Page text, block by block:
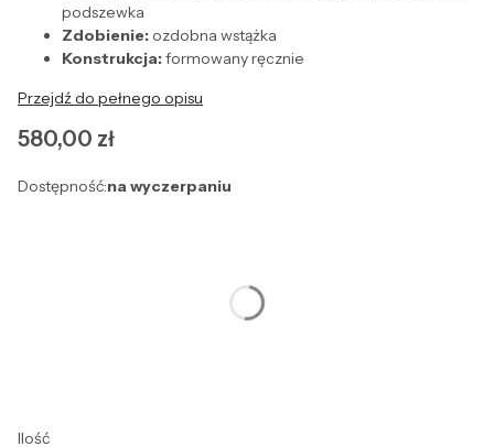
podszewka
Zdobienie: ozdobna wstążka
Konstrukcja:formowany ręcznie
Przejdź do pełnego opisu
Cena
580,00 zł
Dostępność:na wyczerpaniu
Ilość